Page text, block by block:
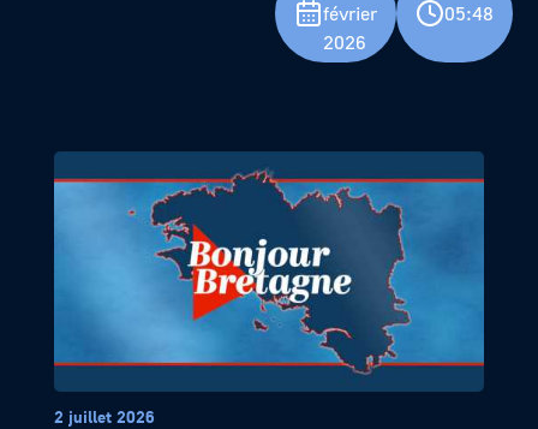
février
2026
05:48
2 juillet 2026